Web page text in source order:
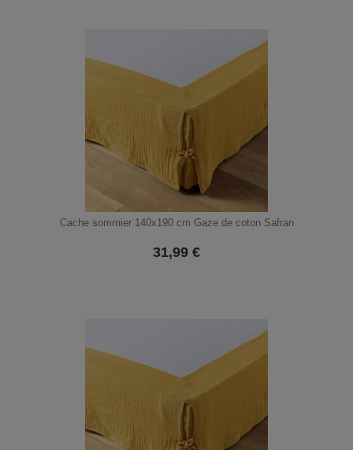
Cache sommier 140x190 cm Gaze de coton Safran
31,99 €